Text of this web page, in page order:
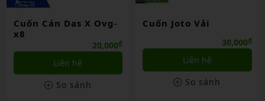
Cuốn Cán Das X Ovg-
x8
20,000₫
Liên hệ
So sánh
Cuốn Joto Vải
30,000₫
Liên hệ
So sánh